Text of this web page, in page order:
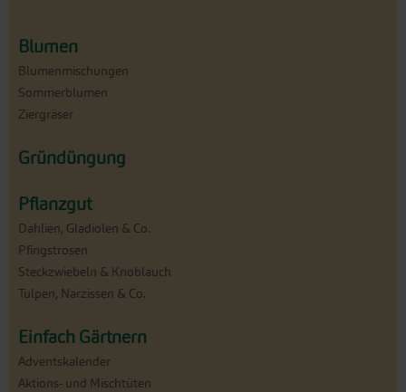
Blumen
Blumenmischungen
Sommerblumen
Ziergräser
Gründüngung
Pflanzgut
Dahlien, Gladiolen & Co.
Pfingstrosen
Steckzwiebeln & Knoblauch
Tulpen, Narzissen & Co.
Einfach Gärtnern
Adventskalender
Aktions- und Mischtüten